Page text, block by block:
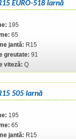
EURO-518 Iarnă
195
65
jantă: R15
greutate: 91
viteză: Q
505 Iarnă
195
65
jantă: R15